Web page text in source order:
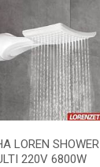
LOREN SHOWER
220V 6800W